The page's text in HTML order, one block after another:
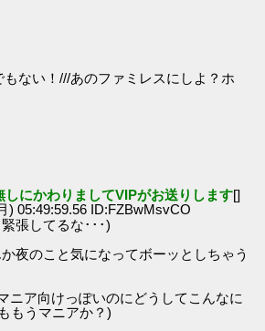
もない！///あのファミレスにしよ？ホ
しにかわりましてVIPがお送りします[]
) 05:49:59.56 ID:FZBwMsvCO
張してるな･･･)
夜のこと気になってボーッとしちゃう
ニア向けっぽいのにどうしてこんなに
もうマニアか？)